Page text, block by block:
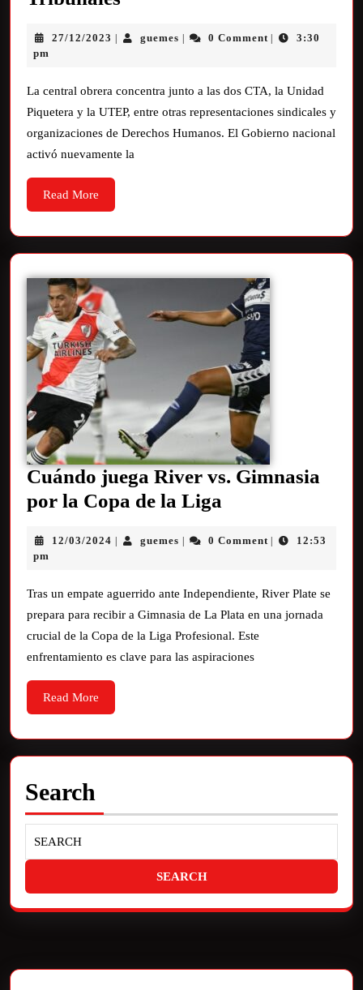
27/12/2023 | guemes | 0 Comment |
3:30
pm
La central obrera concentra junto a las dos CTA, la Unidad
Piquetera y la UTEP, entre otras representaciones sindicales y
organizaciones de Derechos Humanos. El Gobierno nacional
activó nuevamente la
Read More
Cuándo juega River vs. Gimnasia
por la Copa de la Liga
12/03/2024 | guemes | 0 Comment |
12:53
pm
Tras un empate aguerrido ante Independiente, River Plate se
prepara para recibir a Gimnasia de La Plata en una jornada
crucial de la Copa de la Liga Profesional. Este
enfrentamiento es clave para las aspiraciones
Read More
Search